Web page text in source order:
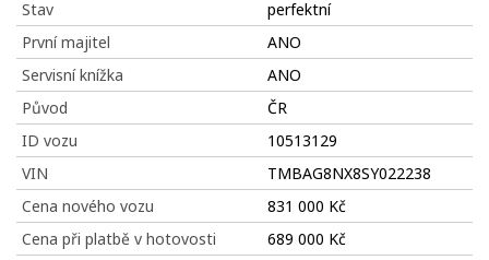
Stav
perfektní
První majitel
ANO
Servisní knížka
ANO
Původ
ČR
ID vozu
10513129
VIN
TMBAG8NX8SY022238
Cena nového vozu
831 000 Kč
Cena při platbě v hotovosti
689 000 Kč